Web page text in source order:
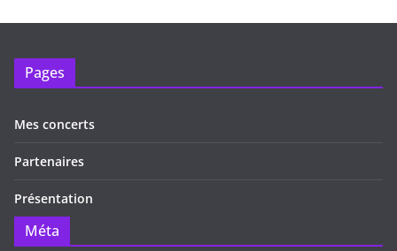
Pages
Mes concerts
Partenaires
Présentation
Méta